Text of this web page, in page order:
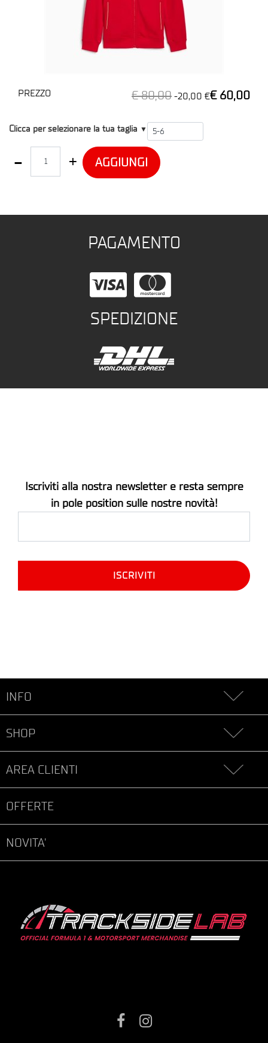
PREZZO € 80,00 -20,00 €€ 60,00
T2
Clicca per selezionare la tua taglia ▼
AGGIUNGI
PAGAMENTO
SPEDIZIONE
Iscriviti alla nostra newsletter e resta sempre
in pole position sulle nostre novità!
INFO
SHOP
AREA CLIENTI
OFFERTE
NOVITA'
Facebook